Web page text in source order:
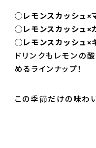
◯レモンスカッシュ×
◯レモンスカッシュ×
◯レモンスカッシュ×
ドリンクもレモンの
めるラインナップ！
この季節だけの味わ